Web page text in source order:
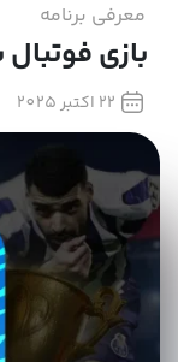
معرفی برنامه
بازی
22 اکتبر 2025